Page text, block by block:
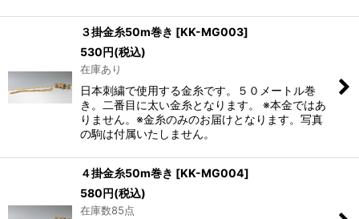
３掛金糸50m巻き [KK-MG003]
530円(税込)
在庫あり
日本刺繍で使用する金糸です。５０メートル巻
き。二番目に太い金糸となります。 ※本金ではあ
りません。※金糸のみのお届けとなります。写真
の駒は付属いたしません。
４掛金糸50m巻き [KK-MG004]
580円(税込)
在庫数85点